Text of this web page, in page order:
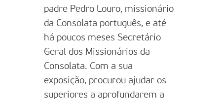
padre Pedro Louro, missionário
da Consolata português, e até
há poucos meses Secretário
Geral dos Missionários da
Consolata. Com a sua
exposição, procurou ajudar os
superiores a aprofundarem a